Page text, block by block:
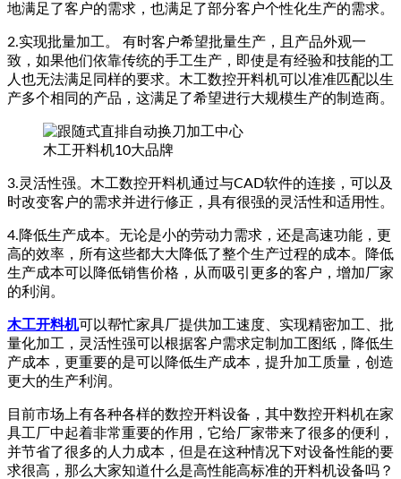
地满足了客户的需求，也满足了部分客户个性化生产的需求。
2.实现批量加工。 有时客户希望批量生产，且产品外观一
致，如果他们依靠传统的手工生产，即使是有经验和技能的工
人也无法满足同样的要求。木工数控开料机可以准准匹配以生
产多个相同的产品，这满足了希望进行大规模生产的制造商。
木工开料机10大品牌
3.灵活性强。木工数控开料机通过与CAD软件的连接，可以及
时改变客户的需求并进行修正，具有很强的灵活性和适用性。
4.降低生产成本。无论是小的劳动力需求，还是高速功能，更
高的效率，所有这些都大大降低了整个生产过程的成本。降低
生产成本可以降低销售价格，从而吸引更多的客户，增加厂家
的利润。
木工开料机可以帮忙家具厂提供加工速度、实现精密加工、批
量化加工，灵活性强可以根据客户需求定制加工图纸，降低生
产成本，更重要的是可以降低生产成本，提升加工质量，创造
更大的生产利润。
目前市场上有各种各样的数控开料设备，其中数控开料机在家
具工厂中起着非常重要的作用，它给厂家带来了很多的便利，
并节省了很多的人力成本，但是在这种情况下对设备性能的要
求很高，那么大家知道什么是高性能高标准的开料机设备吗？